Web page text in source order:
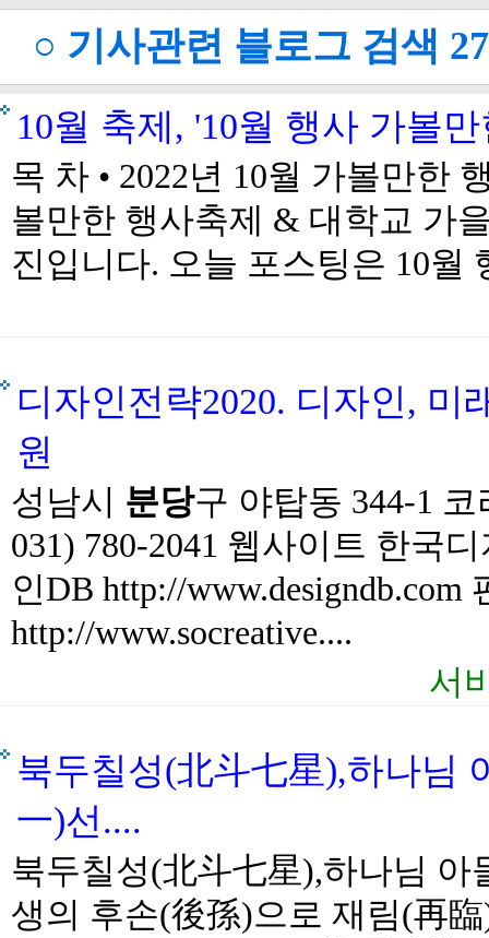
○ 기사관련 블로그 검색
10월 축제, '10월 행사 가볼
목 차 • 2022년 10월 가볼만한
볼만한 행사축제 & 대학교 가
진입니다. 오늘 포스팅은 10월
디자인전략2020. 디자인, 미
원
성남시 분당구 야탑동 344-1
031) 780-2041 웹사이트 한국
인DB http://
http://www.socreative....
서
북두칠성(北斗七星),하나님
一)선....
북두칠성(北斗七星),하나님
생의 후손(後孫)으로 재림(再